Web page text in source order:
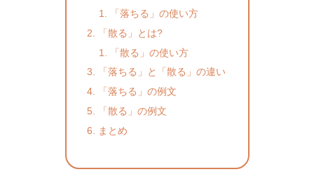
「落ちる」の使い方
「散る」とは?
「散る」の使い方
「落ちる」と「散る」の違い
「落ちる」の例文
「散る」の例文
まとめ